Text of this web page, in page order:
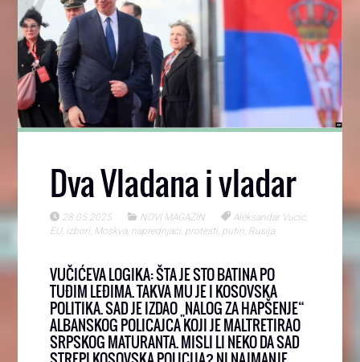
Dva Vladana i vladar
28.05.2025 NOVI MAGAZIN Aleksandar Vucic,
EU, izbori, Moskva, naprednjaci, protesti, putin, Rusija
VUČIĆEVA LOGIKA: ŠTA JE STO BATINA PO
TUĐIM LEĐIMA. TAKVA MU JE I KOSOVSKA
POLITIKA. SAD JE IZDAO „NALOG ZA HAPŠENJE“
ALBANSKOG POLICAJCA KOJI JE MALTRETIRAO
SRPSKOG MATURANTA. MISLI LI NEKO DA SAD